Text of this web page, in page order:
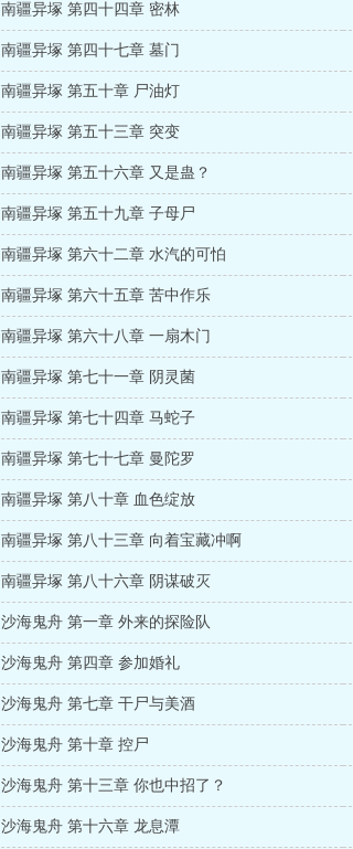
南疆异塚 第四十四章 密林
南疆异塚 第四十七章 墓门
南疆异塚 第五十章 尸油灯
南疆异塚 第五十三章 突变
南疆异塚 第五十六章 又是蛊？
南疆异塚 第五十九章 子母尸
南疆异塚 第六十二章 水汽的可怕
南疆异塚 第六十五章 苦中作乐
南疆异塚 第六十八章 一扇木门
南疆异塚 第七十一章 阴灵菌
南疆异塚 第七十四章 马蛇子
南疆异塚 第七十七章 曼陀罗
南疆异塚 第八十章 血色绽放
南疆异塚 第八十三章 向着宝藏冲啊
南疆异塚 第八十六章 阴谋破灭
沙海鬼舟 第一章 外来的探险队
沙海鬼舟 第四章 参加婚礼
沙海鬼舟 第七章 干尸与美酒
沙海鬼舟 第十章 控尸
沙海鬼舟 第十三章 你也中招了？
沙海鬼舟 第十六章 龙息潭